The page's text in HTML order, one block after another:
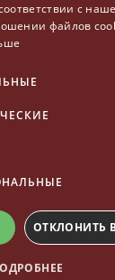
1920
HOME
2026 EUREKA •
с
файлов
ОТКЛОНИТЬ